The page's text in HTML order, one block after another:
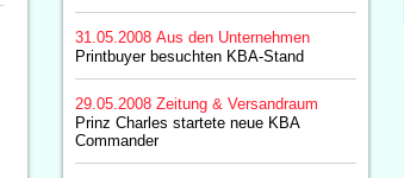
31.05.2008 Aus den Unternehmen
Printbuyer besuchten KBA-Stand
29.05.2008 Zeitung & Versandraum
Prinz Charles startete neue KBA
Commander